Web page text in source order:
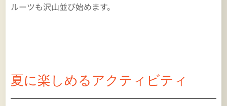
ルーツも沢山並び始めます。
夏に楽しめるアクティビティ